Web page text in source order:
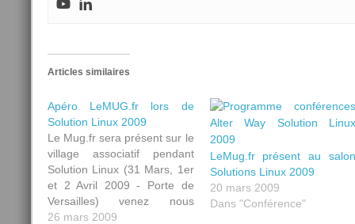
Articles similaires
Apéro LeMUG.fr lors de
Solution Linux 2009
Le Mug.fr sera présent sur le
village associatif pendant
Solution Linux (31 Mars, 1er
et 2 Avril 2009 - Porte de
Versailles) venez nous
rendre visite. Mercredi 1er
26 mars 2009
LeMug.fr présent au
Solutions Linux 2009
20 mars 2009
Dans "Conférence"